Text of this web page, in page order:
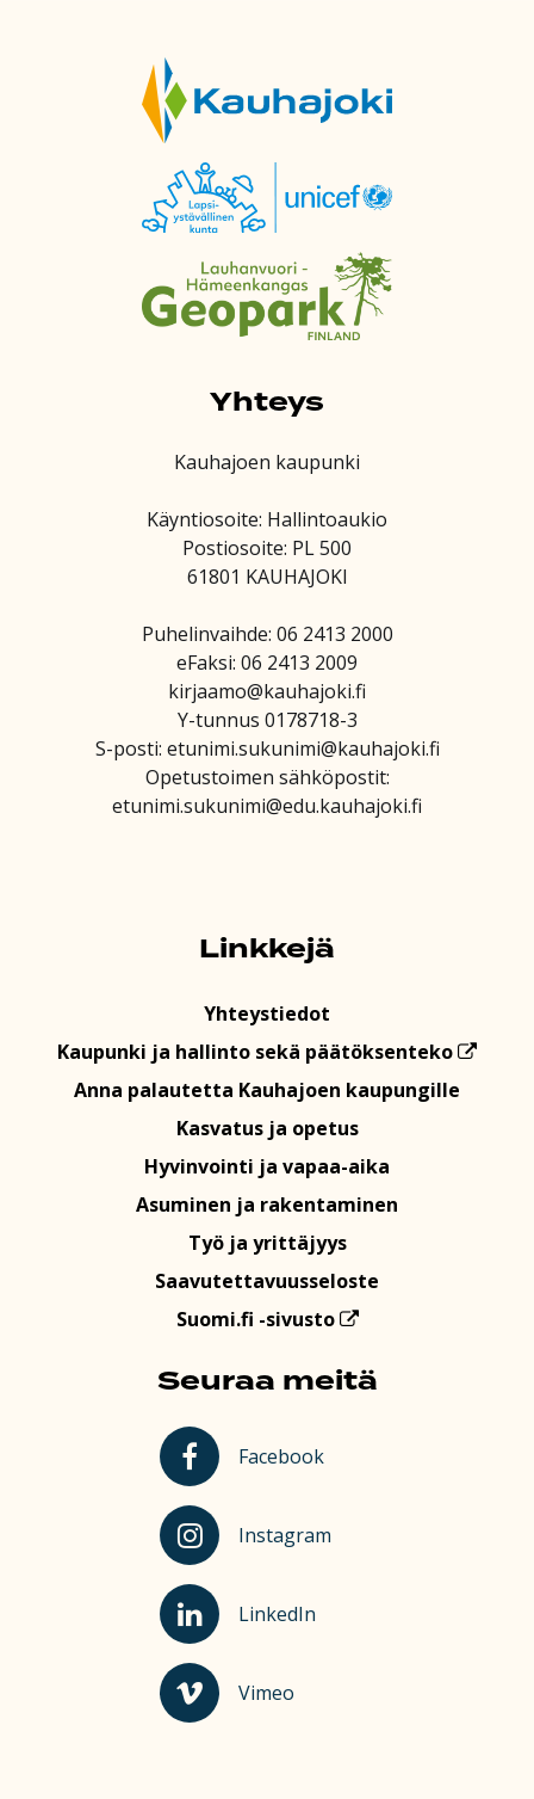
Yhteys
Kauhajoen kaupunki
Käyntiosoite: Hallintoaukio
Postiosoite: PL 500
61801 KAUHAJOKI
Puhelinvaihde: 06 2413 2000
eFaksi: 06 2413 2009
kirjaamo@kauhajoki.fi
Y-tunnus 0178718-3
S-posti: etunimi.sukunimi@kauhajoki.fi
Opetustoimen sähköpostit:
etunimi.sukunimi@edu.kauhajoki.fi
Linkkejä
Yhteystiedot
Kaupunki ja hallinto sekä päätöksenteko
Anna palautetta Kauhajoen kaupungille
Kasvatus ja opetus
Hyvinvointi ja vapaa-aika
Asuminen ja rakentaminen
Työ ja yrittäjyys
Saavutettavuusseloste
Suomi.fi -sivusto
Seuraa meitä
Kauhajoki Facebookissa
Facebook
Kauhajoki Instagramissa
Instagram
Kauhajoki LinkedInissä
LinkedIn
Kauhajoki Vimeossa
Vimeo